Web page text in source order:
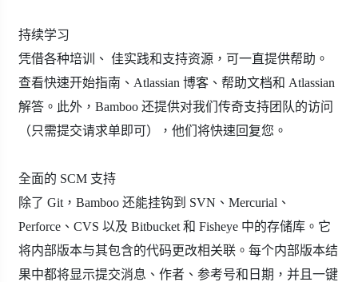
持续学习
凭借各种培训、 佳实践和支持资源，可一直提供帮助。
查看快速开始指南、Atlassian 博客、帮助文档和 Atlassian
解答。此外，Bamboo 还提供对我们传奇支持团队的访问
（只需提交请求单即可），他们将快速回复您。
全面的 SCM 支持
除了 Git，Bamboo 还能挂钩到 SVN、Mercurial、
Perforce、CVS 以及 Bitbucket 和 Fisheye 中的存储库。它
将内部版本与其包含的代码更改相关联。每个内部版本结
果中都将显示提交消息、作者、参考号和日期，并且一键